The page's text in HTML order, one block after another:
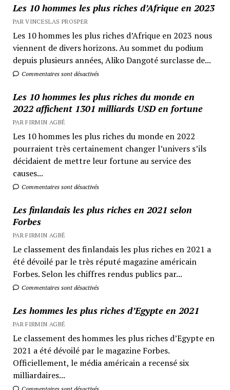
Les 10 hommes les plus riches d’Afrique en 2023
PAR VINCESLAS PROSPER
Les 10 hommes les plus riches d’Afrique en 2023 nous
viennent de divers horizons. Au sommet du podium
depuis plusieurs années, Aliko Dangoté surclasse de...
Commentaires sont désactivés
Les 10 hommes les plus riches du monde en
2022 affichent 1301 milliards USD en fortune
PAR FIRMIN AGBÉ
Les 10 hommes les plus riches du monde en 2022
pourraient très certainement changer l’univers s’ils
décidaient de mettre leur fortune au service des
causes...
Commentaires sont désactivés
Les finlandais les plus riches en 2021 selon
Forbes
PAR FIRMIN AGBÉ
Le classement des finlandais les plus riches en 2021 a
été dévoilé par le très réputé magazine américain
Forbes. Selon les chiffres rendus publics par...
Commentaires sont désactivés
Les hommes les plus riches d’Egypte en 2021
PAR FIRMIN AGBÉ
Le classement des hommes les plus riches d’Egypte en
2021 a été dévoilé par le magazine Forbes.
Officiellement, le média américain a recensé six
milliardaires...